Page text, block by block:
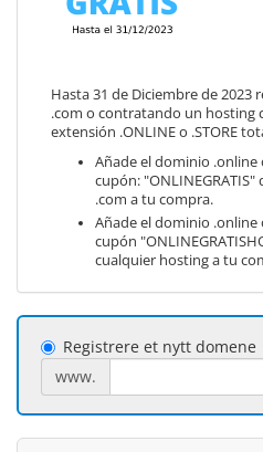
Hasta 31 de Diciembre de
.com o contratando un hosting
extensión .ONLINE o .STORE
Añade el dominio .online
cupón: "ONLINEGRATIS"
.com a tu compra.
Añade el dominio .online
cupón
cualquier hosting a tu
Registrere et nytt domene
www.